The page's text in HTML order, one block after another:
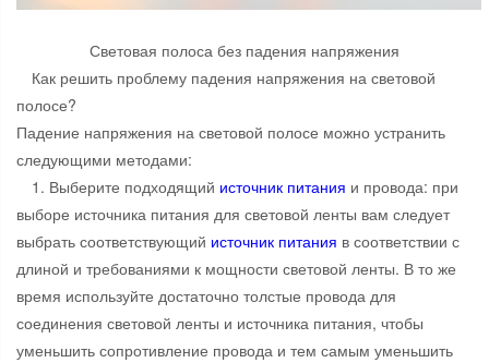
Световая полоса без падения напряжения
Как решить проблему падения напряжения на световой
полосе?
Падение напряжения на световой полосе можно устранить
следующими методами:
1. Выберите подходящий источник питания и провода: при
выборе источника питания для световой ленты вам следует
выбрать соответствующий источник питания в соответствии с
длиной и требованиями к мощности световой ленты. В то же
время используйте достаточно толстые провода для
соединения световой ленты и источника питания, чтобы
уменьшить сопротивление провода и тем самым уменьшить